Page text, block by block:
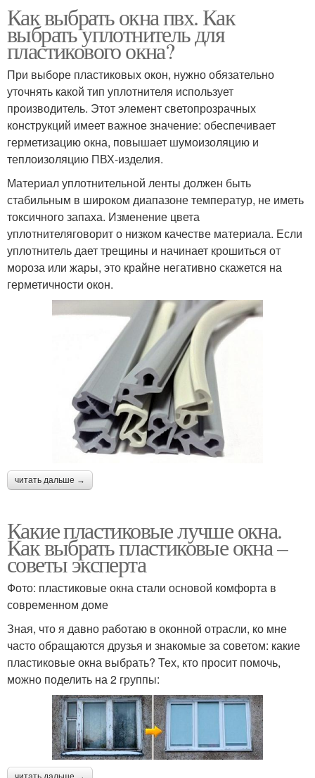
Как выбрать окна пвх. Как
выбрать уплотнитель для
пластикового окна?
При выборе пластиковых окон, нужно обязательно
уточнять какой тип уплотнителя использует
производитель. Этот элемент светопрозрачных
конструкций имеет важное значение: обеспечивает
герметизацию окна, повышает шумоизоляцию и
теплоизоляцию ПВХ-изделия.
Материал уплотнительной ленты должен быть
стабильным в широком диапазоне температур, не иметь
токсичного запаха. Изменение цвета
уплотнителяговорит о низком качестве материала. Если
уплотнитель дает трещины и начинает крошиться от
мороза или жары, это крайне негативно скажется на
герметичности окон.
читать дальше →
Какие пластиковые лучше окна.
Как выбрать пластиковые окна –
советы эксперта
Фото: пластиковые окна стали основой комфорта в
современном доме
Зная, что я давно работаю в оконной отрасли, ко мне
часто обращаются друзья и знакомые за советом: какие
пластиковые окна выбрать? Тех, кто просит помочь,
можно поделить на 2 группы: